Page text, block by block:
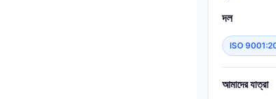
দল
ISO
আমাদের যাত্রা